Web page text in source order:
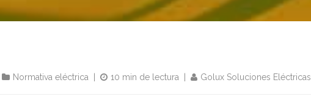
Normativa eléctrica 10 min de lectura Golux Soluciones Eléctricas